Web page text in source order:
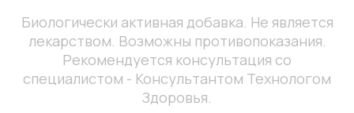
Биологически активная добавка. Не является
лекарством. Возможны противопоказания.
Рекомендуется консультация со
специалистом - Консультантом Технологом
Здоровья.